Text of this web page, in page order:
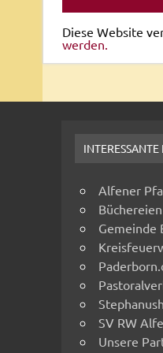
Diese Website
werden.
Alfener
Gemeinde
SV RW
Unsere